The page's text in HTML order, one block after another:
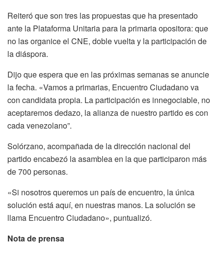
Reiteró que son tres las propuestas que ha presentado
ante la Plataforma Unitaria para la primaria opositora: que
no las organice el CNE, doble vuelta y la participación de
la diáspora.
Dijo que espera que en las próximas semanas se anuncie
la fecha. «Vamos a primarias, Encuentro Ciudadano va
con candidata propia. La participación es innegociable, no
aceptaremos dedazo, la alianza de nuestro partido es con
cada venezolano”.
Solórzano, acompañada de la dirección nacional del
partido encabezó la asamblea en la que participaron más
de 700 personas.
«Si nosotros queremos un país de encuentro, la única
solución está aquí, en nuestras manos. La solución se
llama Encuentro Ciudadano», puntualizó.
Nota de prensa